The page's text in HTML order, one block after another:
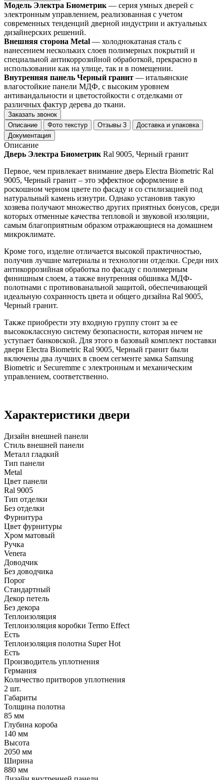
Модель Электра Биометрик — серия умных дверей с
электронным управлением, реализованная с учетом
современных тенденций дверной индустрии и актуальных
дизайнерских решений.
Внешняя сторона Metal — холоднокатаная сталь с
нанесением нескольких слоев полимерных покрытий и
специальной антикоррозийной обработкой, прекрасно в
использовании как на улице, так и в помещении.
Внутренняя панель Черный гранит — итальянские
влагостойкие панели МДФ, с высоким уровнем
антивандальности и цветостойкости с отделками от
различных фактур дерева до ткани.
Заказать звонок
Описание
Фото текстур Отзывы 3
Доставка и упаковка
Документация
Описание
Дверь Электра Биометрик Ral 9005, Черный гранит
Первое, чем привлекает внимание дверь Electra Biometric Ral
9005, Черный гранит – это эффектное оформление в
роскошном черном цвете по фасаду и со стилизацией под
натуральный камень изнутри. Однако установив такую
хозяева получают множество других приятных бонусов, среди
которых отменные качества тепловой и звуковой изоляции,
самым благоприятным образом отражающиеся на домашнем
микроклимате.
Кроме того, изделие отличается высокой практичностью,
получив лучшие материалы и технологии отделки. Среди них
антикоррозийная обработка по фасаду с полимерным
финишным слоем, а также внутренняя обшивка МДФ-
полотнами с противованальной защитой, обеспечивающей
идеальную сохранность цвета и общего дизайна Ral 9005,
Черный гранит.
Также приобрести эту входную группу стоит за ее
высококлассную систему безопасности, которая ничем не
уступает банковской. Для этого в базовый комплект поставки
двери Electra Biometric Ral 9005, Черный гранит были
включены два лучших в своем сегменте замка Samsung
Biometric и Securemme с электронным и механическим
управлением, соответственно.
Характеристики двери
Дизайн внешней панели
Стиль внешней панели
Металл гладкий
Тип панели
Metal
Цвет панели
Ral 9005
Тип отделки
Без отделки
Фурнитура
Цвет фурнитуры
Хром матовый
Ручка
Venera
Доводчик
Без доводчика
Порог
Стандартный
Декор петель
Без декора
Теплоизоляция
Теплоизоляция коробки Termo Effect
Есть
Теплоизоляция полотна Super Нot
Есть
Производитель уплотнения
Германия
Количество притворов уплотнения
2 шт.
Габариты
Толщина полотна
85 мм
Глубина короба
140 мм
Высота
2050 мм
Ширина
880 мм